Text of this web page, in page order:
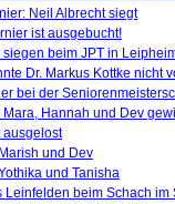
Neil Albrecht siegt
ist ausgebucht!
beim JPT in
Dr. Markus Kottke nicht
bei der
Hannah und Dev
ausgelost
und Dev
und Tanisha
Leinfelden beim Schach